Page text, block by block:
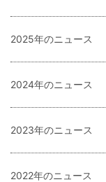
2025
2024
2023
2022